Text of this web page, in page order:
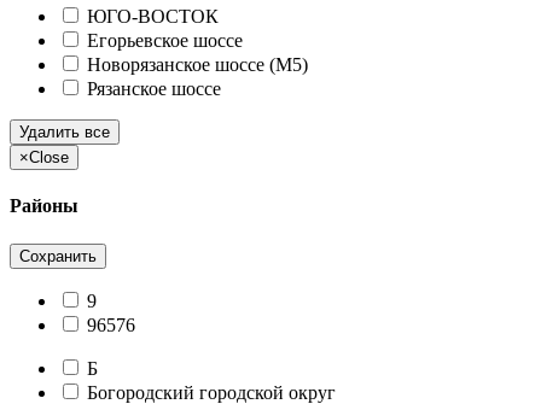
ЮГО-ВОСТОК
Егорьевское шоссе
Новорязанское шоссе (М5)
Рязанское шоссе
Удалить все
×Close
Районы
Сохранить
9
96576
Б
Богородский городской округ